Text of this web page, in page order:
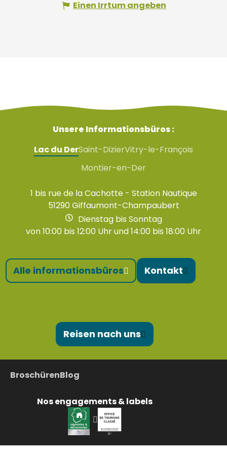
Einen Irrtum angeben
Unsere Informationsbüros :
Lac du DerSaint-DizierVitry-le-François
Montier-en-Der
1 bis rue de la Cachotte - Station Nautique
51290 Giffaumont-Champaubert
Dienstag bis Sonntag
von 10:00 bis 12:00 Uhr und 14:00 bis 18:00 Uhr
Alle informationsbüros Kontakt
Reisen nach uns
BroschürenBlog
Nos engagements & labels